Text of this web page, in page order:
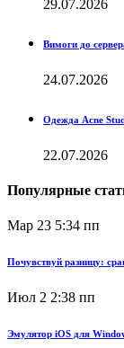
29.07.2026
Вимоги до
24.07.2026
Одежда Acne
22.07.2026
Популярные
Мар 23 5:34 пп
Почувствуй разницу:
Июл 2 2:38 пп
Эмулятор iOS для